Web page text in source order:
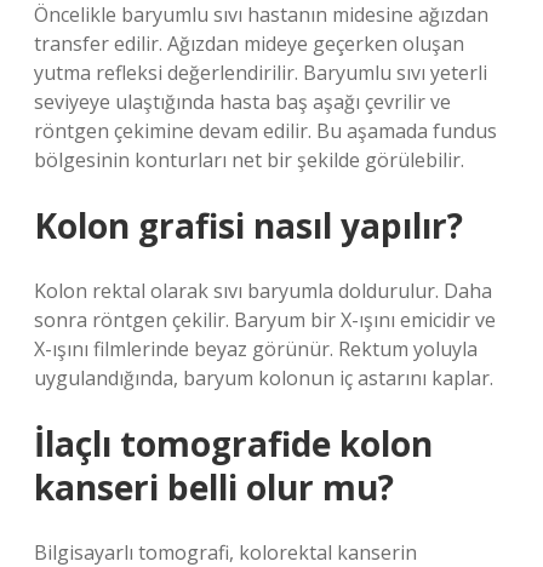
Öncelikle baryumlu sıvı hastanın midesine ağızdan
transfer edilir. Ağızdan mideye geçerken oluşan
yutma refleksi değerlendirilir. Baryumlu sıvı yeterli
seviyeye ulaştığında hasta baş aşağı çevrilir ve
röntgen çekimine devam edilir. Bu aşamada fundus
bölgesinin konturları net bir şekilde görülebilir.
Kolon grafisi nasıl yapılır?
Kolon rektal olarak sıvı baryumla doldurulur. Daha
sonra röntgen çekilir. Baryum bir X-ışını emicidir ve
X-ışını filmlerinde beyaz görünür. Rektum yoluyla
uygulandığında, baryum kolonun iç astarını kaplar.
İlaçlı tomografide kolon
kanseri belli olur mu?
Bilgisayarlı tomografi, kolorektal kanserin